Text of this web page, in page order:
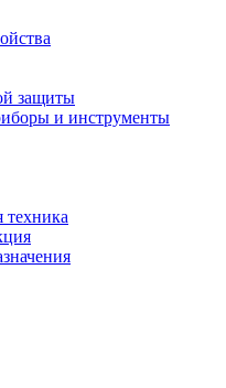
защиты
и инструменты
техника